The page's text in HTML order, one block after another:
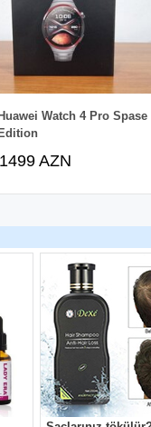
Huawei Watch 4 Pro Spase
Edition
1499 AZN